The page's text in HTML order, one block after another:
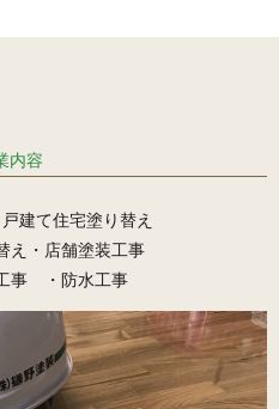
内容
建て住宅塗り替え
え
・店舗塗装工事
事 ・防水工事